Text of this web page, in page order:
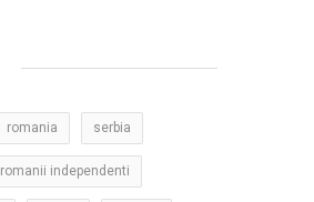
romania serbia
romanii independenti